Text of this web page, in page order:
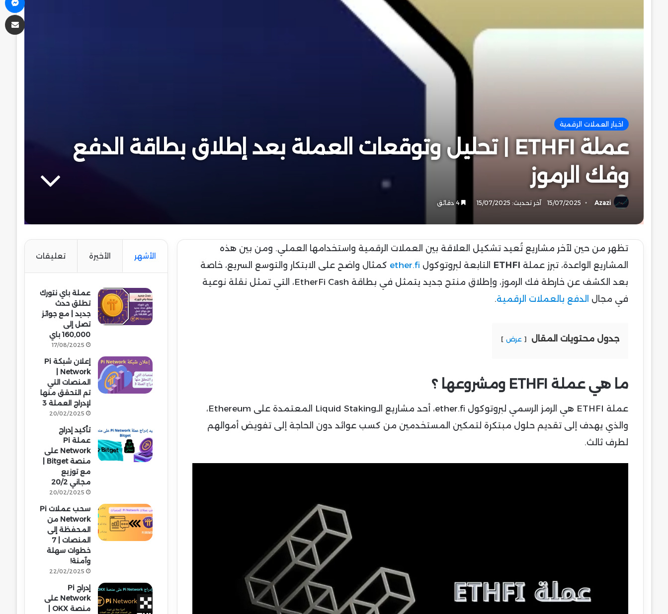
اخبار العملات الرقمية
عملة ETHFI | تحليل وتوقعات العملة بعد إطلاق بطاقة الدفع
وفك الرموز
Azazi
15/07/2025 آخر تحديث: 15/07/2025 4 دقائق
تظهر من حين لآخر مشاريع تُعيد تشكيل العلاقة بين العملات الرقمية واستخدامها العملي. ومن بين هذه
المشاريع الواعدة، تبرز عملة ETHFI التابعة لبروتوكول ether.fi كمثال واضح على الابتكار والتوسع السريع، خاصة
بعد الكشف عن خارطة فك الرموز، وإطلاق منتج جديد يتمثل في بطاقة EtherFi Cash، التي تمثل نقلة نوعية
في مجال الدفع بالعملات الرقمية.
جدول محتويات المقال عرض
ما هي عملة ETHFI ومشروعها ؟
عملة ETHFI هي الرمز الرسمي لبروتوكول ether.fi، أحد مشاريع الـLiquid Staking المعتمدة على Ethereum،
والذي يهدف إلى تقديم حلول مبتكرة لتمكين المستخدمين من كسب عوائد دون الحاجة إلى تفويض أموالهم
لطرف ثالث.
الأشهر الأخيرة تعليقات
عملة باي نتورك
تطلق حدث
جديد | مع جوائز
تصل إلى
160,000 باي
17/08/2025
إعلان شبكة Pi
المنصات التي
تم التحقق منها
لإدراج العملة 3
20/02/2025
تأكيد إدراج
عملة Pi
Network على
مع توزيع
مجاني 20/2
20/02/2025
سحب عملات Pi
Network من
المحفظة إلى
المنصات | 7
خطوات سهلة
وآمنة!
22/02/2025
إدراج Pi
Network على